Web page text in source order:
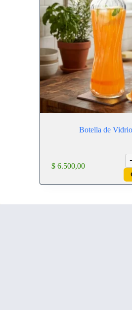
Botella de Vidrio
$6.500,00